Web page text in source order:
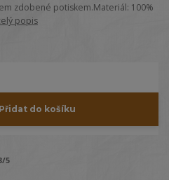
zdobené potiskem.Materiál: 100%
popis
Přidat do košíku
5